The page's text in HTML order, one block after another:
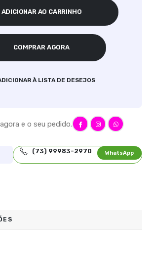
ADICIONAR AO CARRINHO
COMPRAR AGORA
À LISTA DE DESEJOS
e o seu pedido.
(73) 99983-2970 WhatsApp